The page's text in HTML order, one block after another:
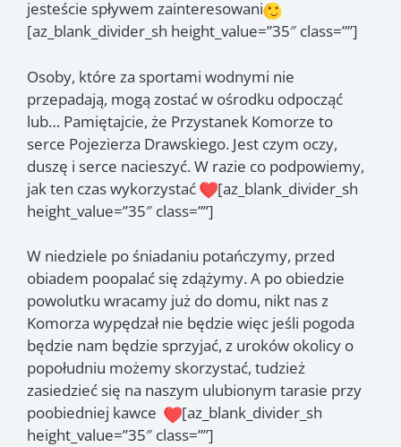
jesteście spływem zainteresowani
[az_blank_divider_sh height_value=”35″ class=””]
Osoby, które za sportami wodnymi nie
przepadają, mogą zostać w ośrodku odpocząć
lub… Pamiętajcie, że Przystanek Komorze to
serce Pojezierza Drawskiego. Jest czym oczy,
duszę i serce nacieszyć. W razie co podpowiemy,
jak ten czas wykorzystać
[az_blank_divider_sh
height_value=”35″ class=””]
W niedziele po śniadaniu potańczymy, przed
obiadem poopalać się zdążymy. A po obiedzie
powolutku wracamy już do domu, nikt nas z
Komorza wypędzał nie będzie więc jeśli pogoda
będzie nam będzie sprzyjać, z uroków okolicy o
popołudniu możemy skorzystać, tudzież
zasiedzieć się na naszym ulubionym tarasie przy
poobiedniej kawce
[az_blank_divider_sh
height_value=”35″ class=””]